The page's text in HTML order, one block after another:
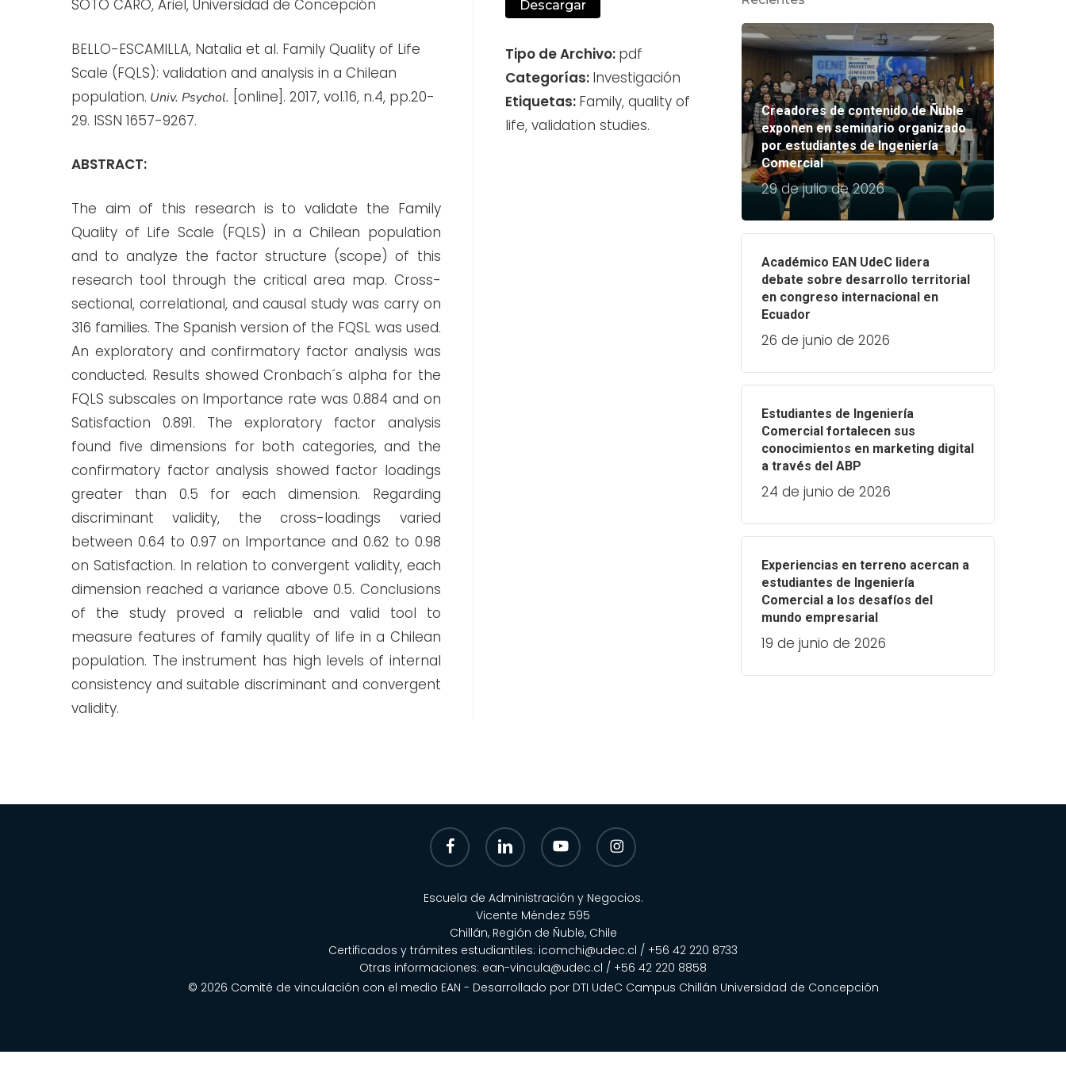
SOTO CARO, Ariel, Universidad de Concepción
BELLO-ESCAMILLA, Natalia et al. Family Quality of Life
Scale (FQLS): validation and analysis in a Chilean
population. Univ. Psychol. [online]. 2017, vol.16, n.4, pp.20-
29. ISSN 1657-9267.
ABSTRACT:
The aim of this research is to validate the Family
Quality of Life Scale (FQLS) in a Chilean population
and to analyze the factor structure (scope) of this
research tool through the critical area map. Cross-
sectional, correlational, and causal study was carry on
316 families. The Spanish version of the FQSL was used.
An exploratory and confirmatory factor analysis was
conducted. Results showed Cronbach´s alpha for the
FQLS subscales on Importance rate was 0.884 and on
Satisfaction 0.891. The exploratory factor analysis
found five dimensions for both categories, and the
confirmatory factor analysis showed factor loadings
greater than 0.5 for each dimension. Regarding
discriminant validity, the cross-loadings varied
between 0.64 to 0.97 on Importance and 0.62 to 0.98
on Satisfaction. In relation to convergent validity, each
dimension reached a variance above 0.5. Conclusions
of the study proved a reliable and valid tool to
measure features of family quality of life in a Chilean
population. The instrument has high levels of internal
consistency and suitable discriminant and convergent
validity.
Descargar
Tipo de Archivo: pdf
Categorías: Investigación
Etiquetas: Family, quality of
life, validation studies.
Creadores de contenido de Ñuble
exponen en seminario organizado
por estudiantes de Ingeniería
Comercial
29 de julio de 2026
Académico EAN UdeC lidera
debate sobre desarrollo territorial
en congreso internacional en
Ecuador
26 de junio de 2026
Estudiantes de Ingeniería
Comercial fortalecen sus
conocimientos en marketing digital
a través del ABP
24 de junio de 2026
Experiencias en terreno acercan a
estudiantes de Ingeniería
Comercial a los desafíos del
mundo empresarial
19 de junio de 2026
facebook linkedin youtube instagram
Escuela de Administración y Negocios.
Vicente Méndez 595
Chillán, Región de Ñuble, Chile
Certificados y trámites estudiantiles: icomchi@udec.cl / +56 42 220 8733
Otras informaciones: ean-vincula@udec.cl / +56 42 220 8858
© 2026 Comité de vinculación con el medio EAN - Desarrollado por DTI UdeC Campus Chillán Universidad de Concepción